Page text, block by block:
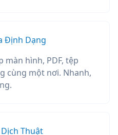
Định Dạng
màn hình, PDF, tệp
cùng một nơi. Nhanh,
Thuật